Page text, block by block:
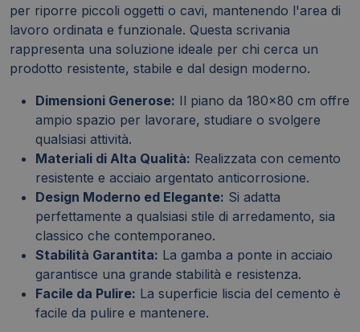
per riporre piccoli oggetti o cavi, mantenendo l'area di
lavoro ordinata e funzionale. Questa scrivania
rappresenta una soluzione ideale per chi cerca un
prodotto resistente, stabile e dal design moderno.
Dimensioni Generose: Il piano da 180x80 cm offre
ampio spazio per lavorare, studiare o svolgere
qualsiasi attività.
Materiali di Alta Qualità: Realizzata con cemento
resistente e acciaio argentato anticorrosione.
Design Moderno ed Elegante: Si adatta
perfettamente a qualsiasi stile di arredamento, sia
classico che contemporaneo.
Stabilità Garantita: La gamba a ponte in acciaio
garantisce una grande stabilità e resistenza.
Facile da Pulire: La superficie liscia del cemento è
facile da pulire e mantenere.